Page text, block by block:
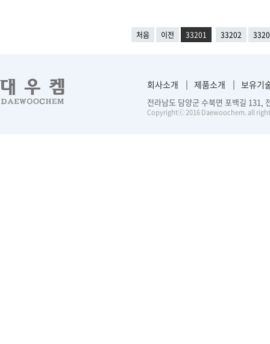
처음 이전 33201 33202
회사소개 제품소개 보유기
전라남도 담양군 수북면 포백길
Copyrightⓒ 2016 Daewoochem. all